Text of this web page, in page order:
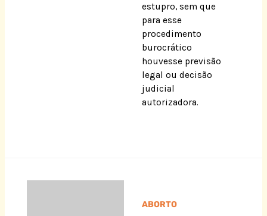
estupro, sem que
para esse
procedimento
burocrático
houvesse previsão
legal ou decisão
judicial
autorizadora.
ABORTO